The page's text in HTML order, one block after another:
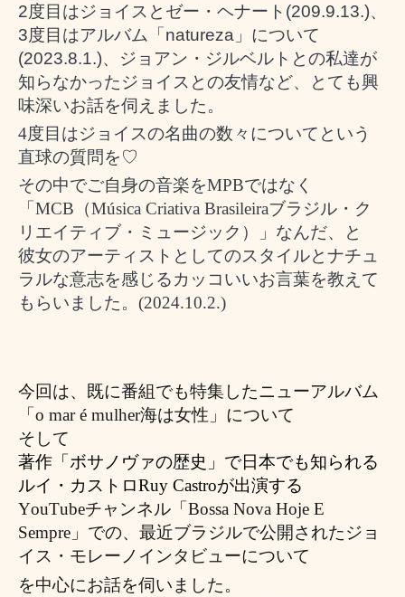
2度目はジョイスとゼー・ヘナート (209.9.13.)、
3度目はアルバム「natureza 」について
(2023.8.1.)、ジョアン・ジルベルトとの私達が
知らなかったジョイスとの友情など、とても興
味深いお話を伺えました。
4度目はジョイスの名曲の数々についてという
直球の質問を♡
その中でご自身の音楽をMPBではなく
「MCB （Música Criativa Brasileiraブラジル・ク
リエイティブ・ミュージック）」なんだ、と
彼女のアーティストとしてのスタイルとナチュ
ラルな意志を感じるカッコいいお言葉を教えて
もらいました。 (2024.10.2.)
今回は、既に番組でも特集したニューアルバム
「o mar é mulher海は女性 」について
そして
著作「ボサノヴァの歴史」で日本でも知られる
ルイ・カストロRuy Castroが出演する
YouTubeチャンネル「Bossa Nova Hoje E
Sempre」での、最近ブラジルで公開されたジョ
イス・モレーノインタビューについて
を中心にお話を伺いました。